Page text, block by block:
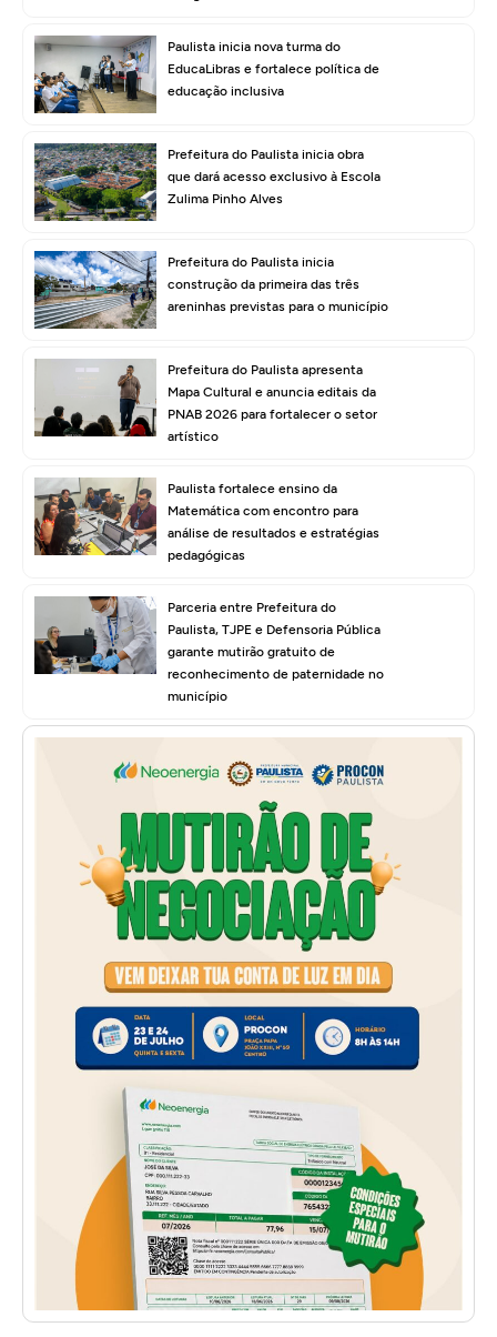
Paulista inicia nova turma do
EducaLibras e fortalece política de
educação inclusiva
Prefeitura do Paulista inicia obra
que dará acesso exclusivo à Escola
Zulima Pinho Alves
Prefeitura do Paulista inicia
construção da primeira das três
areninhas previstas para o município
Prefeitura do Paulista apresenta
Mapa Cultural e anuncia editais da
PNAB 2026 para fortalecer o setor
artístico
Paulista fortalece ensino da
Matemática com encontro para
análise de resultados e estratégias
pedagógicas
Parceria entre Prefeitura do
Paulista, TJPE e Defensoria Pública
garante mutirão gratuito de
reconhecimento de paternidade no
município